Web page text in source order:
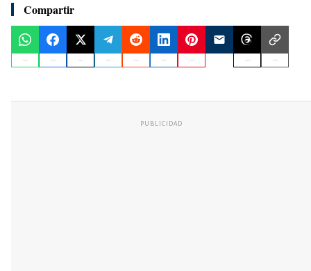
Compartir
PUBLICIDAD